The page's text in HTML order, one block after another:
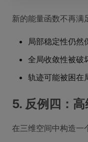
新的能量函数不再满
局部稳定性仍然
全局收敛性被破
轨迹可能被困在
5. 反例四：
在三维空间中构造一